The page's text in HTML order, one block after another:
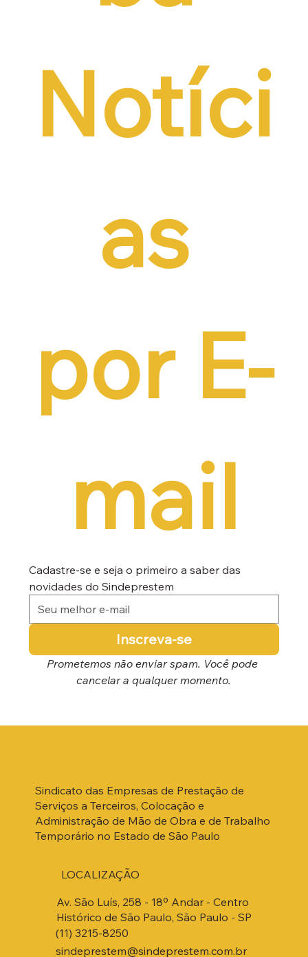
Notíci
as
por E-
mail
Cadastre-se e seja o primeiro a saber das
novidades do Sindeprestem
Inscreva-se
Prometemos não enviar spam. Você pode
cancelar a qualquer momento.
Sindicato das Empresas de Prestação de
Serviços a Terceiros, Colocação e
Administração de Mão de Obra e de Trabalho
Temporário no Estado de São Paulo
Av. São Luís, 258 - 18º Andar - Centro
Histórico de São Paulo, São Paulo - SP
(11) 3215-8250
sindeprestem@sindeprestem.com.br
LOCALIZAÇÃO